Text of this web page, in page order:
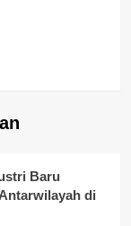
Baru
di